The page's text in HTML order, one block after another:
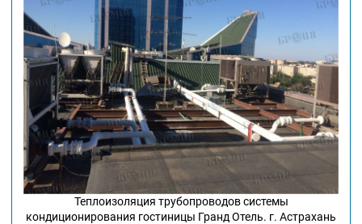
Теплоизоляция трубопроводов системы
кондиционирования гостиницы Гранд Отель. г. Астрахань